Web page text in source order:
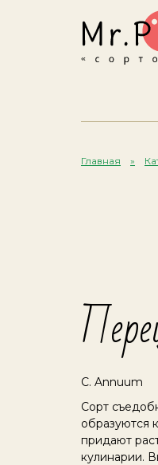
Главная
C. Annuum
Сорт
образуются
придают
кулинарии.